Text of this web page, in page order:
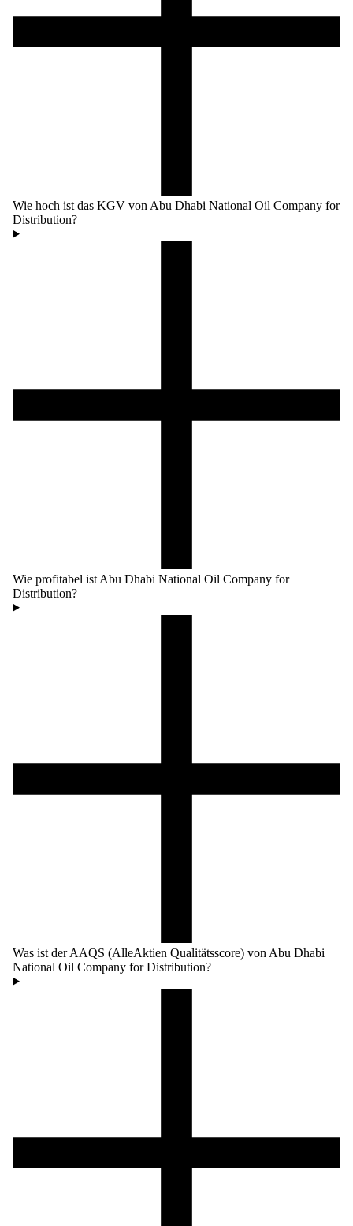
Wie hoch ist das KGV von Abu Dhabi National Oil Company for
Distribution?
Wie profitabel ist Abu Dhabi National Oil Company for
Distribution?
Was ist der AAQS (AlleAktien Qualitätsscore) von Abu Dhabi
National Oil Company for Distribution?